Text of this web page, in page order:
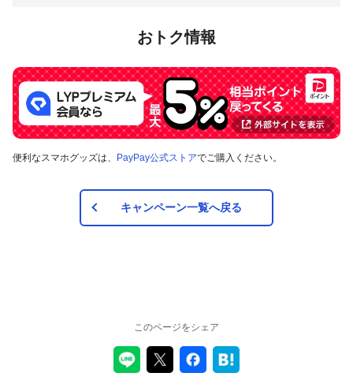
おトク情報
便利なスマホグッズは、 PayPay公式ストアでご購入ください。
キャンペーン一覧へ戻る
このページをシェア